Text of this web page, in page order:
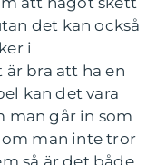
det kan också
i
bra att ha en
kan det vara
man går in som
man inte tror
så är det både